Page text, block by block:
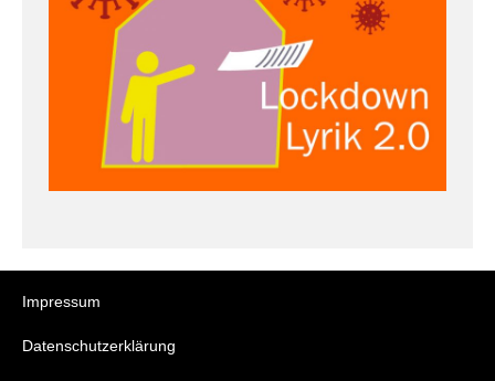
Impressum
Datenschutzerklärung